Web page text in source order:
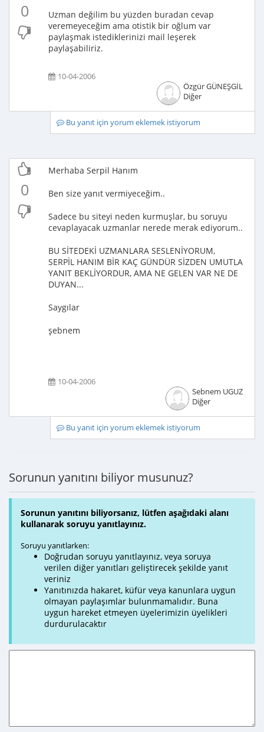
0
Uzman değilim bu yüzden buradan cevap
veremeyeceğim ama otistik bir oğlum var
paylaşmak istediklerinizi mail leşerek
paylaşabiliriz.
10-04-2006
Özgür GÜNEŞGİL
Diğer
Bu yanıt için yorum eklemek istiyorum
0
Merhaba Serpil Hanım
Ben size yanıt vermiyeceğim..
Sadece bu siteyi neden kurmuşlar, bu soruyu
cevaplayacak uzmanlar nerede merak ediyorum..
BU SİTEDEKİ UZMANLARA SESLENİYORUM,
SERPİL HANIM BİR KAÇ GÜNDÜR SİZDEN UMUTLA
YANIT BEKLİYORDUR, AMA NE GELEN VAR NE DE
DUYAN...
Saygılar
şebnem
10-04-2006
Sebnem UGUZ
Diğer
Bu yanıt için yorum eklemek istiyorum
Sorunun yanıtını biliyor musunuz?
Sorunun yanıtını biliyorsanız, lütfen aşağıdaki alanı
kullanarak soruyu yanıtlayınız.
Soruyu yanıtlarken:
Doğrudan soruyu yanıtlayınız, veya soruya
verilen diğer yanıtları geliştirecek şekilde yanıt
veriniz
Yanıtınızda hakaret, küfür veya kanunlara uygun
olmayan paylaşımlar bulunmamalıdır. Buna
uygun hareket etmeyen üyelerimizin üyelikleri
durdurulacaktır